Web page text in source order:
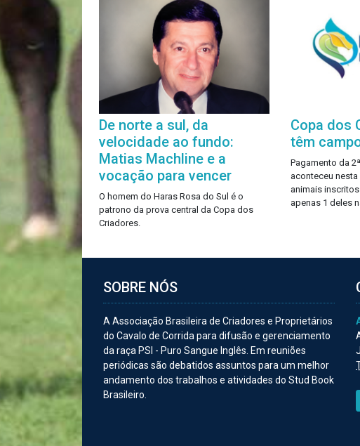
De norte a sul, da
velocidade ao fundo:
Matias Machline e a
vocação para vencer
O homem do Haras Rosa do Sul é o
patrono da prova central da Copa dos
Criadores.
Copa dos
têm
Pagamento da
aconteceu
animais
apenas 1 deles
SOBRE NÓS
A Associação Brasileira de Criadores e Proprietários
do Cavalo de Corrida para difusão e gerenciamento
da raça PSI - Puro Sangue Inglês. Em reuniões
periódicas são debatidos assuntos para um melhor
andamento dos trabalhos e atividades do Stud Book
Brasileiro.